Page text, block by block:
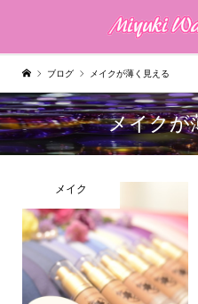
ブログ メイクが薄く見える
メイクが
メイク